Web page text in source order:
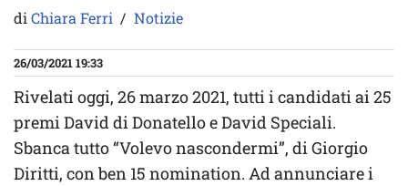
diChiara Ferri Notizie
26/03/2021 19:33
Rivelati oggi, 26 marzo 2021, tutti i candidati ai 25
premi David di Donatello e David Speciali.
Sbanca tutto “Volevo nascondermi”, di Giorgio
Diritti, con ben 15 nomination. Ad annunciare i